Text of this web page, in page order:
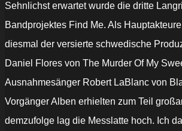
Sehnlichst erwartet wurde die dritte
Bandprojektes Find Me. Als
diesmal der versierte schwedische
Daniel Flores von The Murder Of My
Ausnahmesänger Robert LaBlanc von
Vorgänger Alben erhielten zum Teil
demzufolge lag die Messlatte hoch. Ich